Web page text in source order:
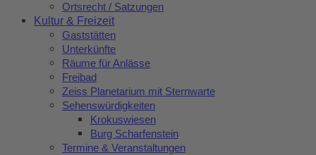
Ortsrecht / Satzungen
Kultur & Freizeit
Gaststätten
Unterkünfte
Räume für Anlässe
Freibad
Zeiss Planetarium mit Sternwarte
Sehenswürdigkeiten
Krokuswiesen
Burg Scharfenstein
Termine & Veranstaltungen